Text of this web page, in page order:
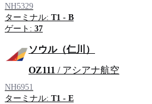
NH5329
ターミナル: T1 - B
ゲート: 37
ソウル（仁川）
OZ111 / アシアナ航空
NH6951
ターミナル: T1 - E